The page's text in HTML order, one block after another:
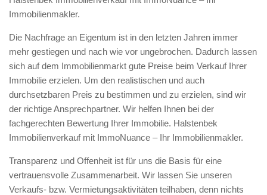
Immobilienmakler.
Die Nachfrage an Eigentum ist in den letzten Jahren immer
mehr gestiegen und nach wie vor ungebrochen. Dadurch lassen
sich auf dem Immobilienmarkt gute Preise beim Verkauf Ihrer
Immobilie erzielen. Um den realistischen und auch
durchsetzbaren Preis zu bestimmen und zu erzielen, sind wir
der richtige Ansprechpartner. Wir helfen Ihnen bei der
fachgerechten Bewertung Ihrer Immobilie. Halstenbek
Immobilienverkauf mit ImmoNuance – Ihr Immobilienmakler.
Transparenz und Offenheit ist für uns die Basis für eine
vertrauensvolle Zusammenarbeit. Wir lassen Sie unseren
Verkaufs- bzw. Vermietungsaktivitäten teilhaben, denn nichts